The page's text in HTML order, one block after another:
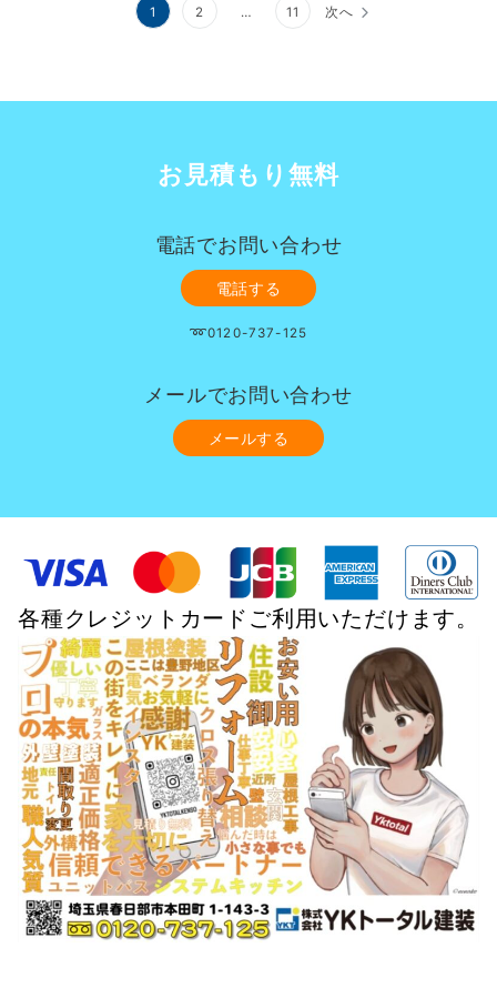
1 2 … 11 次へ
お見積もり無料
電話でお問い合わせ
電話する
➿0120-737-125
メールでお問い合わせ
メールする
各種クレジットカードご利用いただけます。